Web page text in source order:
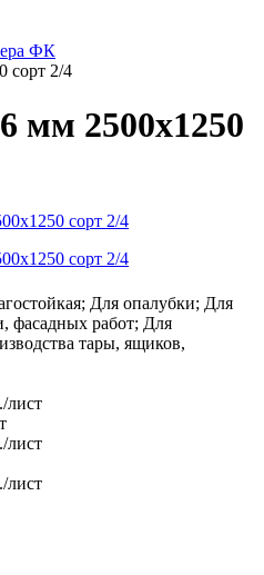
ФК
сорт 2/4
2500х1250
Для опалубки; Для
фасадных работ; Для
тары, ящиков,
/лист
/лист
/лист